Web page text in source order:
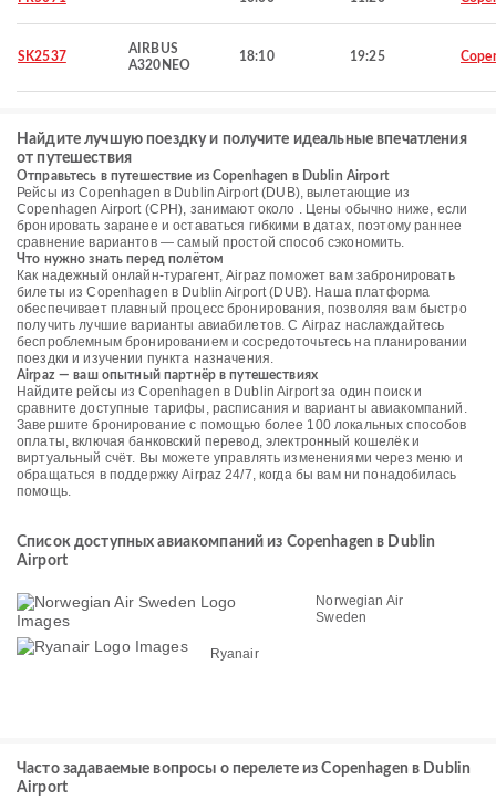
SK2537
AIRBUS
A320NEO
18:10 19:25
Найдите лучшую поездку и получите идеальные впечатления
от путешествия
Отправьтесь в путешествие из Copenhagen в Dublin Airport
Рейсы из Copenhagen в Dublin Airport (DUB), вылетающие из
Copenhagen Airport (CPH), занимают около . Цены обычно ниже, если
бронировать заранее и оставаться гибкими в датах, поэтому раннее
сравнение вариантов — самый простой способ сэкономить.
Что нужно знать перед полётом
Как надежный онлайн-турагент, Airpaz поможет вам забронировать
билеты из Copenhagen в Dublin Airport (DUB). Наша платформа
обеспечивает плавный процесс бронирования, позволяя вам быстро
получить лучшие варианты авиабилетов. С Airpaz наслаждайтесь
беспроблемным бронированием и сосредоточьтесь на планировании
поездки и изучении пункта назначения.
Airpaz — ваш опытный партнёр в путешествиях
Найдите рейсы из Copenhagen в Dublin Airport за один поиск и
сравните доступные тарифы, расписания и варианты авиакомпаний.
Завершите бронирование с помощью более 100 локальных способов
оплаты, включая банковский перевод, электронный кошелёк и
виртуальный счёт. Вы можете управлять изменениями через меню и
обращаться в поддержку Airpaz 24/7, когда бы вам ни понадобилась
помощь.
Список доступных авиакомпаний из Copenhagen в Dublin
Airport
Norwegian Air
Sweden
Ryanair
Часто задаваемые вопросы о перелете из Copenhagen в Dublin
Airport